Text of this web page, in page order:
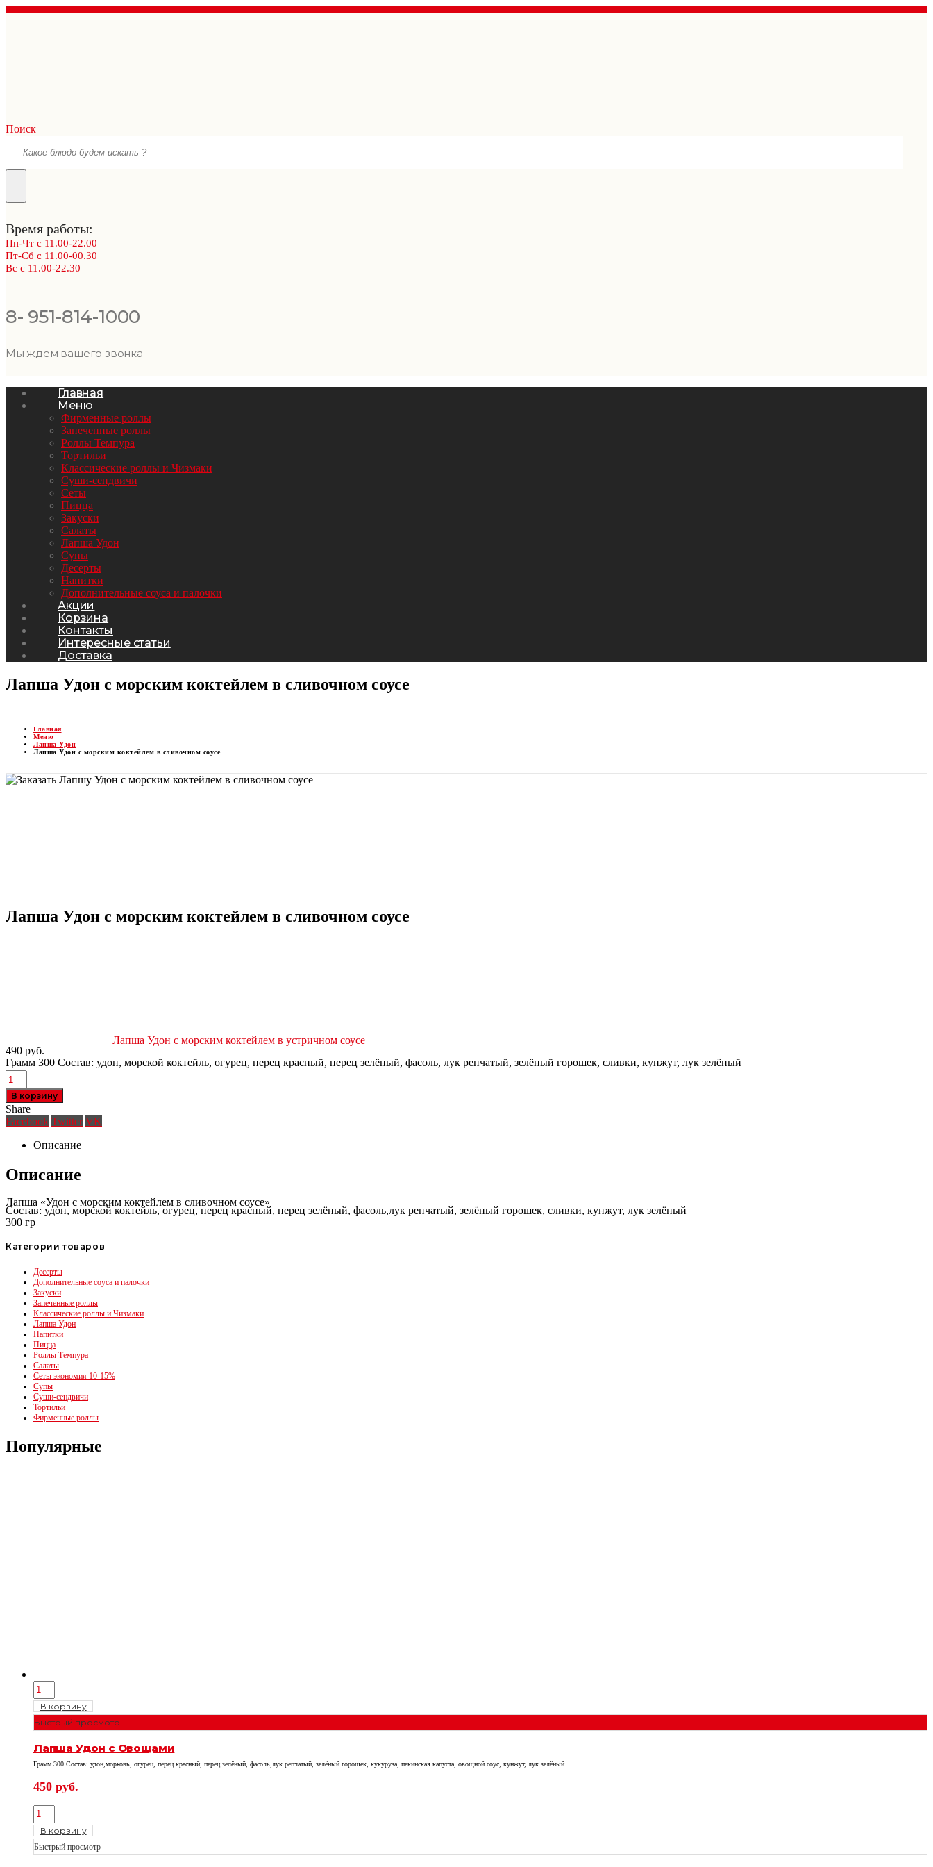
Поиск
Время работы:
Пн-Чт с 11.00-22.00
Пт-Сб с 11.00-00.30
Вс с 11.00-22.30
8- 951-814-1000
Мы ждем вашего звонка
Главная
Меню
Фирменные роллы
Запеченные роллы
Роллы Темпура
Тортильи
Классические роллы и Чизмаки
Суши-сендвичи
Сеты
Пицца
Закуски
Салаты
Лапша Удон
Супы
Десерты
Напитки
Дополнительные соуса и палочки
Акции
Корзина
Контакты
Интересные статьи
Доставка
Лапша Удон с морским коктейлем в сливочном соусе
Главная
Меню
Лапша Удон
Лапша Удон с морским коктейлем в сливочном соусе
Лапша Удон с морским коктейлем в сливочном соусе
Лапша Удон с морским коктейлем в устричном соусе
490 руб.
Грамм 300 Состав: удон, морской коктейль, огурец, перец красный, перец зелёный, фасоль, лук репчатый, зелёный горошек, сливки, кунжут, лук зелёный
В корзину
Share
Facebook Twitter VK
Описание
Описание
Лапша «Удон с морским коктейлем в сливочном соусе»
Состав: удон, морской коктейль, огурец, перец красный, перец зелёный, фасоль,лук репчатый, зелёный горошек, сливки, кунжут, лук зелёный
300 гр
Категории товаров
Десерты
Дополнительные соуса и палочки
Закуски
Запеченные роллы
Классические роллы и Чизмаки
Лапша Удон
Напитки
Пицца
Роллы Темпура
Салаты
Сеты экономия 10-15%
Супы
Суши-сендвичи
Тортильи
Фирменные роллы
Популярные
В корзину
Быстрый просмотр
Лапша Удон с Овощами
Грамм 300 Состав: удон,морковь, огурец, перец красный, перец зелёный, фасоль,лук репчатый, зелёный горошек, кукуруза, пекинская капуста, овощной соус, кунжут, лук зелёный
450 руб.
В корзину
Быстрый просмотр